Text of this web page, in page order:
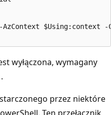
$Using:context
wyłączona, wymagany
.
przez niektóre
Ten przełącznik